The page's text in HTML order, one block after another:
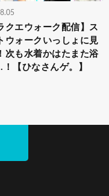
クエウォーク配信】ス
ウォークいっしょに見
次も水着かはたまた浴
【ひなさんゲ。】